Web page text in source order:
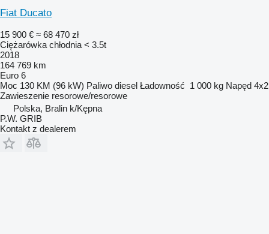
Fiat Ducato
15 900 € ≈ 68 470 zł
Ciężarówka chłodnia < 3.5t
2018
164 769 km
Euro 6
Moc 130 KM (96 kW) Paliwo diesel Ładowność 1 000 kg Napęd 4x2
Zawieszenie resorowe/resorowe
Polska, Bralin k/Kępna
P.W. GRIB
Kontakt z dealerem